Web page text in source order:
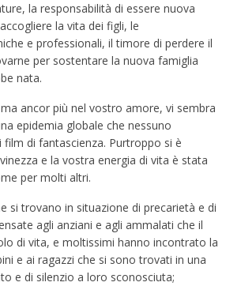
la responsabilità di essere nuova
la vita dei figli, le
e professionali, il timore di perdere il
per sostentare la nuova famiglia
nata.
ancor più nel vostro amore, vi sembra
epidemia globale che nessuno
di fantascienza. Purtroppo si è
e la vostra energia di vita è stata
per molti altri.
si trovano in situazione di precarietà e di
agli anziani e agli ammalati che il
di vita, e moltissimi hanno incontrato la
e ai ragazzi che si sono trovati in una
e di silenzio a loro sconosciuta;